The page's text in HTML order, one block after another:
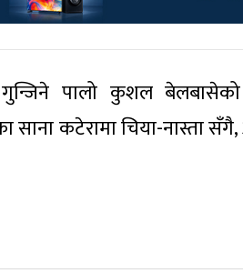
पालो कुशल बेलबासेको
कटेरामा चिया-नास्ता